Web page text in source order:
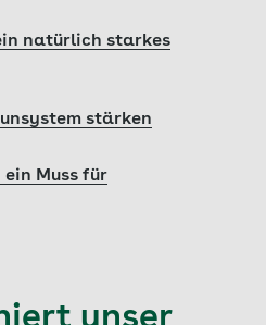
natürlich starkes
stärken
Muss für